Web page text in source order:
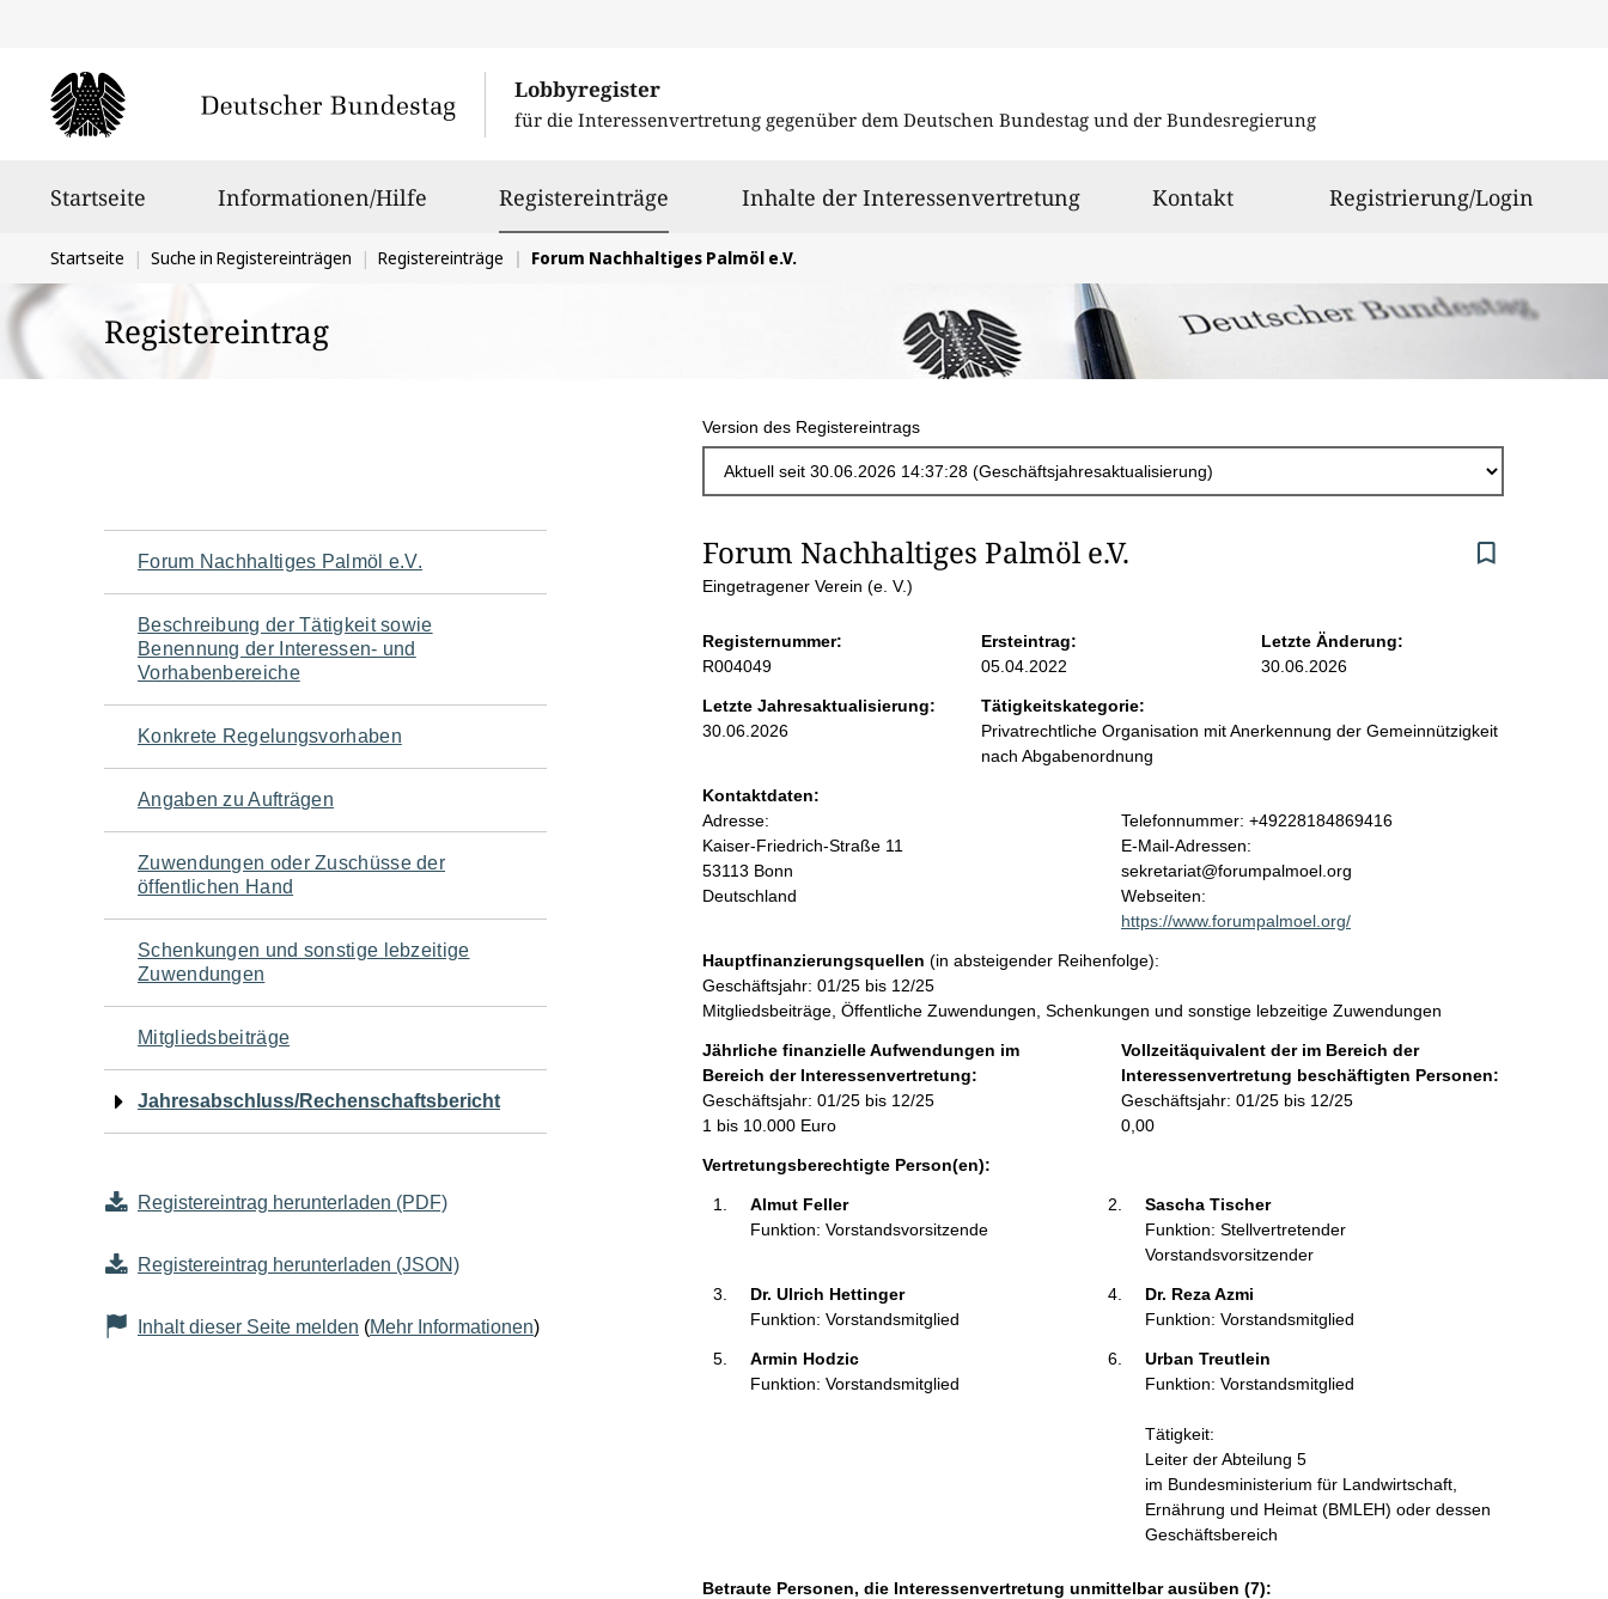
Lobbyregister
für die Interessenvertretung gegenüber dem Deutschen Bundestag und der Bundesregierung
Startseite Informationen/Hilfe Registereinträge ausgewähltInhalte der Interessenvertretung Kontakt Registrierung/Login
Sie
befinden
sich
hier:
Startseite Suche in Registereinträgen Registereinträge Forum Nachhaltiges Palmöl e.V.
Registereintrag
Version des Registereintrags
Navigation
für
den
Seiteninhalt
Forum Nachhaltiges Palmöl e.V.
Beschreibung der Tätigkeit sowie
Benennung der Interessen- und
Vorhabenbereiche
Konkrete Regelungsvorhaben
Angaben zu Aufträgen
Zuwendungen oder Zuschüsse der
öffentlichen Hand
Schenkungen und sonstige lebzeitige
Zuwendungen
Mitgliedsbeiträge
Jahresabschluss/Rechenschaftsbericht
Registereintrag herunterladen (PDF)
Registereintrag herunterladen (JSON)
Inhalt dieser Seite melden (Mehr Informationen)
S
i
t
e
n
i
n
h
a
l
t
Forum Nachhaltiges Palmöl e.V.
Eingetragener Verein (e. V.)
Registernummer:
R004049
Ersteintrag:
05.04.2022
Letzte Änderung:
30.06.2026
Letzte Jahresaktualisierung:
30.06.2026
Tätigkeitskategorie:
Privatrechtliche Organisation mit Anerkennung der Gemeinnützigkeit
nach Abgabenordnung
Kontaktdaten:
Adresse:
Kaiser-Friedrich-Straße 11
53113 Bonn
Deutschland
K
o
n
t
a
t
n
f
o
r
m
n
Telefonnummer: +49228184869416
E-Mail-Adressen:
sekretariat@forumpalmoel.org
Webseiten:
https://www.forumpalmoel.org/
Hauptfinanzierungsquellen (in absteigender Reihenfolge):
Geschäftsjahr: 01/25 bis 12/25
Mitgliedsbeiträge, Öffentliche Zuwendungen, Schenkungen und sonstige lebzeitige Zuwendungen
Jährliche finanzielle Aufwendungen im
Bereich der Interessenvertretung:
Geschäftsjahr: 01/25 bis 12/25
1 bis 10.000 Euro
Vollzeitäquivalent der im Bereich der
Interessenvertretung beschäftigten Personen:
Geschäftsjahr: 01/25 bis 12/25
0,00
Vertretungsberechtigte Person(en):
Almut Feller
Funktion: Vorstandsvorsitzende
Sascha Tischer
Funktion: Stellvertretender
Vorstandsvorsitzender
Dr. Ulrich Hettinger
Funktion: Vorstandsmitglied
Dr. Reza Azmi
Funktion: Vorstandsmitglied
Armin Hodzic
Funktion: Vorstandsmitglied
Urban Treutlein
Funktion: Vorstandsmitglied
Tätigkeit:
Leiter der Abteilung 5
im Bundesministerium für Landwirtschaft,
Ernährung und Heimat (BMLEH) oder dessen
Geschäftsbereich
Betraute Personen, die Interessenvertretung unmittelbar ausüben (7):